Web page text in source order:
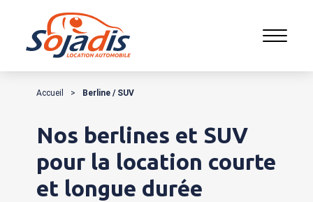
Accueil > Berline / SUV
Nos berlines et SUV
pour la location courte
et longue durée